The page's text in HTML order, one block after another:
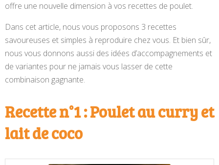
offre une nouvelle dimension à vos recettes de poulet.
Dans cet article, nous vous proposons 3 recettes
savoureuses et simples à reproduire chez vous. Et bien sûr,
nous vous donnons aussi des idées d’accompagnements et
de variantes pour ne jamais vous lasser de cette
combinaison gagnante.
Recette n°1 : Poulet au curry et
lait de coco